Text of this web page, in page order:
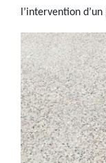
l’intervention